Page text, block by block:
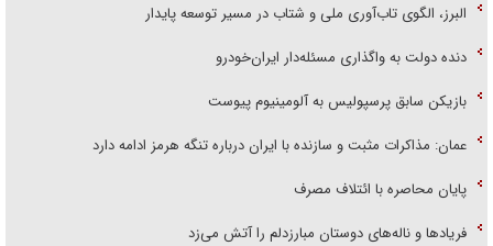
البرز، الگوی تاب‌آوری ملی و شتاب در مسیر توسعه پایدار
دنده دولت به واگذاری مسئله‌دار ایران‌خودرو
بازیکن سابق پرسپولیس به آلومینیوم پیوست
عمان: مذاکرات مثبت و سازنده با ایران درباره تنگه هرمز ادامه دارد
پایان محاصره با ائتلاف مصرف
فریاد‌ها و ناله‌های دوستان مبارزدلم را آتش می‌زد